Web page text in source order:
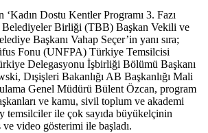
‘Kadın Dostu Kentler Programı 3. Fazı
Belediyeler Birliği (TBB) Başkan Vekili ve
Başkanı Vahap Seçer’in yanı sıra;
Fonu (UNFPA) Türkiye Temsilcisi
Delegasyonu İşbirliği Bölümü Başkanı
Dışişleri Bakanlığı AB Başkanlığı Mali
Genel Müdürü Bülent Özcan, program
ve kamu, sivil toplum ve akademi
temsilciler ile çok sayıda büyükelçinin
ve video gösterimi ile başladı.